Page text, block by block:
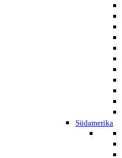
Südamerika